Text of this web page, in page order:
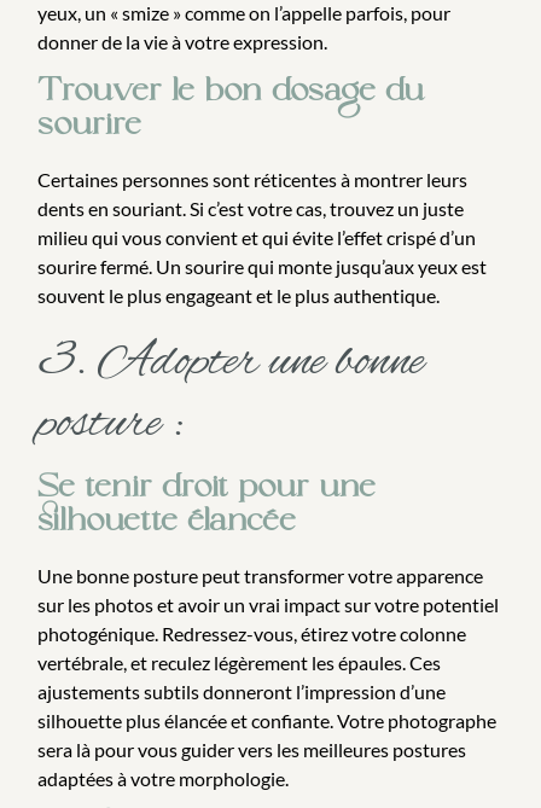
yeux, un « smize » comme on l’appelle parfois, pour
donner de la vie à votre expression.
Trouver le bon dosage du
sourire
Certaines personnes sont réticentes à montrer leurs
dents en souriant. Si c’est votre cas, trouvez un juste
milieu qui vous convient et qui évite l’effet crispé d’un
sourire fermé. Un sourire qui monte jusqu’aux yeux est
souvent le plus engageant et le plus authentique.
3. Adopter une bonne
posture :
Se tenir droit pour une
silhouette élancée
Une bonne posture peut transformer votre apparence
sur les photos et avoir un vrai impact sur votre potentiel
photogénique. Redressez-vous, étirez votre colonne
vertébrale, et reculez légèrement les épaules. Ces
ajustements subtils donneront l’impression d’une
silhouette plus élancée et confiante. Votre photographe
sera là pour vous guider vers les meilleures postures
adaptées à votre morphologie.